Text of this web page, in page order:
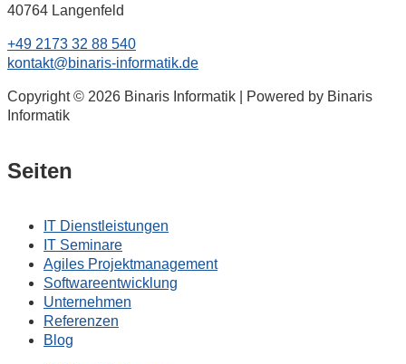
40764 Langenfeld
+49 2173 32 88 540
kontakt@binaris-informatik.de
Copyright © 2026 Binaris Informatik | Powered by Binaris
Informatik
Seiten
IT Dienstleistungen
IT Seminare
Agiles Projektmanagement
Softwareentwicklung
Unternehmen
Referenzen
Blog